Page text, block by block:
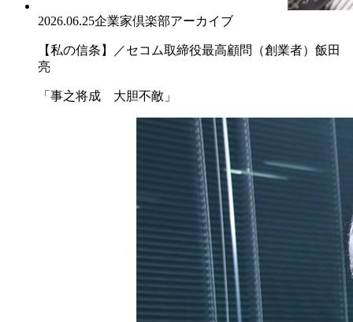
2026.06.25企業家倶楽部アーカイブ
【私の信条】／セコム取締役最高顧問（創業者）飯田
亮
「事之将成 大胆不敵」